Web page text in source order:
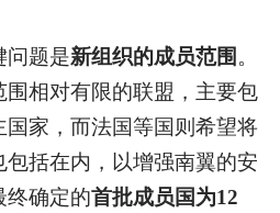
问题是新组织的成员范围 。
相对有限的联盟，主要包
家，而法国等国则希望将
括在内，以增强南翼的安
终确定的首批成员国为12